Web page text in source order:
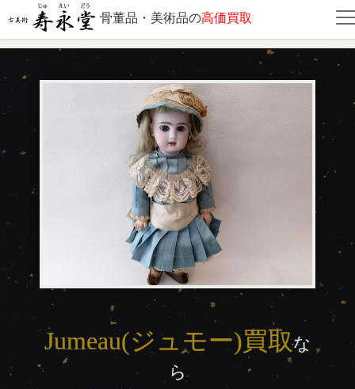
骨董品・美術品の高価買取
Jumeau(ジュモー)買取
Jumeau(ジュモー)買取な
ら